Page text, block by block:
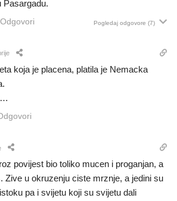
Pasargadu.
Odgovori Pogledaj odgovore (7)
koja je placena, platila je Nemacka
povijest bio toliko mucen i proganjan, a
Zive u okruzenju ciste mrznje, a jedini su
pa i svijetu koji su svijetu dali